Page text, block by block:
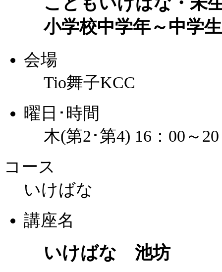
小学校中学年～中学
会場
Tio舞子KCC
曜日･時間
木(第2･第4) 16：00～
コース
いけばな
講座名
いけばな 池坊